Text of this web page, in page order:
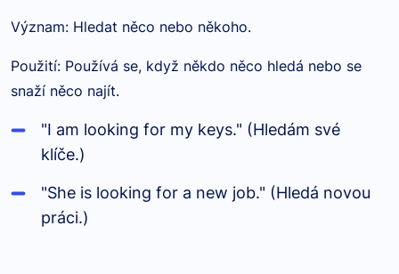
Význam: Hledat něco nebo někoho.
Použití: Používá se, když někdo něco hledá nebo se
snaží něco najít.
"I am looking for my keys." (Hledám své
klíče.)
"She is looking for a new job." (Hledá novou
práci.)